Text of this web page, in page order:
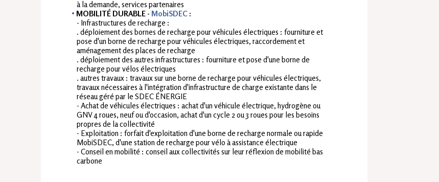
à la demande, services partenaires
MOBILITÉ DURABLE - MobiSDEC :
- Infrastructures de recharge :
. déploiement des bornes de recharge pour véhicules électriques : fourniture et
pose d'un borne de recharge pour véhicules électriques, raccordement et
aménagement des places de recharge
. déploiement des autres infrastructures : fourniture et pose d'une borne de
recharge pour vélos électriques
. autres travaux : travaux sur une borne de recharge pour véhicules électriques,
travaux nécessaires à l'intégration d'infrastructure de charge existante dans le
réseau géré par le SDEC ÉNERGIE
- Achat de véhicules électriques : achat d'un véhicule électrique, hydrogène ou
GNV 4 roues, neuf ou d'occasion, achat d'un cycle 2 ou 3 roues pour les besoins
propres de la collectivité
- Exploitation : forfait d'exploitation d'une borne de recharge normale ou rapide
MobiSDEC, d'une station de recharge pour vélo à assistance électrique
- Conseil en mobilité : conseil aux collectivités sur leur réflexion de mobilité bas
carbone